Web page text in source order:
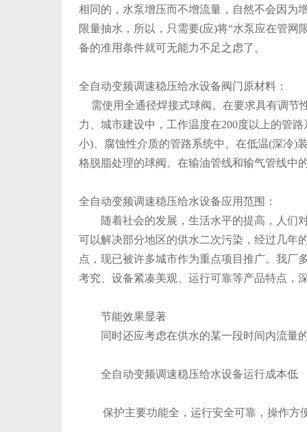
相同的，水泵增压而不增流量，自然不会因为
限量抽水，所以，只需要(应)将“水泵应在管
备的准用条件就可无能力不足之虑了。
全自动变频调速稳压给水设备阀门原材料：
需使用全通径焊接式球阀。在要求具有调节
力、城市建设中，工作温度在200度以上的管
小)、腐蚀性介质的管路系统中。在低温(深冷)
格脱脂处理的球阀。在输油管线和输气管线中
全自动变频调速稳压给水设备应用范围：
随着社会的发展，生活水平的提高，人们对
可以解决部分地区的供水二次污染，经过几年
点，现已被许多城市作为重点项目推广。我厂
考究、设备紧凑美观、运行可靠等产品特点，
节能效果显著
同时还应考虑在供水的某一段时间内流量的
全自动变频调速稳压给水设备运行成本低
保护主要功能全，运行安全可靠，操作方